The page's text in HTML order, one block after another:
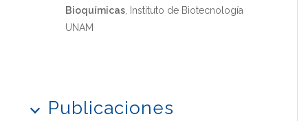
Bioquímicas, Instituto de Biotecnología
UNAM
Publicaciones